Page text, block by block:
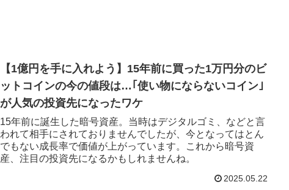
【1億円を手に入れよう】15年前に買った1万円分のビ
ットコインの今の値段は…｢使い物にならないコイン｣
が人気の投資先になったワケ
15年前に誕生した暗号資産。当時はデジタルゴミ、などと言
われて相手にされておりませんでしたが、今となってはとん
でもない成長率で価値が上がっています。これから暗号資
産、注目の投資先になるかもしれませんね。
2025.05.22